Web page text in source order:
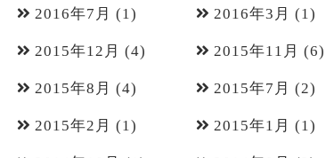
2016年7月 (1) 2016年3月 (1)
2015年12月 (4) 2015年11月 (6)
2015年8月 (4) 2015年7月 (2)
2015年2月 (1) 2015年1月 (1)